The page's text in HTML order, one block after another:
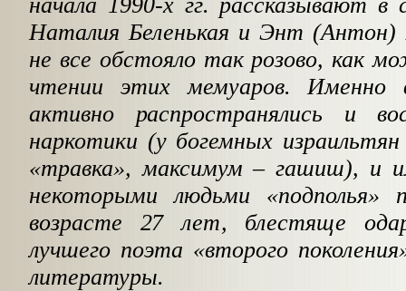
Наталия Беленькая и Энт
не все обстояло так розово, как
чтении этих мемуаров. Именно
активно распространялись и
наркотики (у богемных
«травка», максимум – гашиш), и
некоторыми людьми «подполья»
возрасте 27 лет, блестяще
лучшего поэта «второго
литературы.